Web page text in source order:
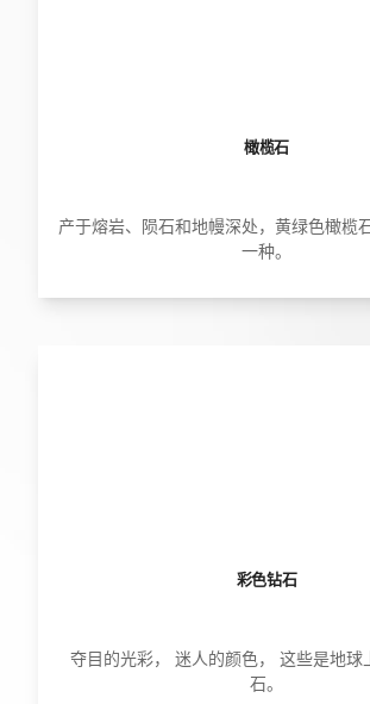
橄榄石
产于熔岩、陨石和地幔深处，黄绿色橄榄
一种。
彩色钻石
夺目的光彩， 迷人的颜色， 这些是地球
石。